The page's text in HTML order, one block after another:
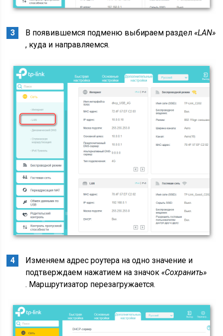
В появившемся подменю выбираем раздел«LAN»
, куда и направляемся.
Изменяем адрес роутера на одно значение и
подтверждаем нажатием на значок«Сохранить»
. Маршрутизатор перезагружается.